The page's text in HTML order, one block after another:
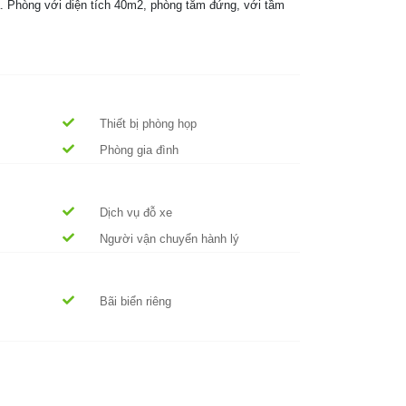
với diện tích 40m2, phòng tắm đứng, với tầm
khách chung
đặc sản địa phương.
Thiết bị phòng họp
Phòng gia đình
Dịch vụ đỗ xe
Người vận chuyển hành lý
Bãi biển riêng